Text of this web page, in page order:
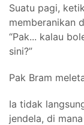
Suatu pagi,
memberanikan
“Pak... kalau
sini?”
Pak Bram
Ia tidak
jendela, di